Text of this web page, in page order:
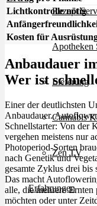
Rezept
Apotheken
Lieferung
Cannabis
Zen TV
Erfahrungen
Lichtkontrolle nötig
Kosten für
Anbaudauer
Wer ist
Einer der deutlichsten
Anbaudauer.
Schnellstarter: Von der
vergehen meistens nur
Photoperiod-Sorten
nach Genetik und
gesamte Zyklus drei bis
Das macht
alle, die mehrere Ernten
möchten oder unter